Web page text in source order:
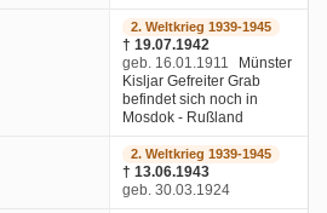
2. Weltkrieg 1939-1945
† 19.07.1942
geb. 16.01.1911
Münster
Kisljar Gefreiter Grab
befindet sich noch in
Mosdok - Rußland
2. Weltkrieg 1939-1945
† 13.06.1943
geb. 30.03.1924